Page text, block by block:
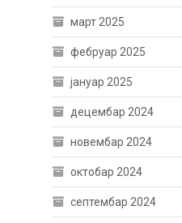
март 2025
фебруар 2025
јануар 2025
децембар 2024
новембар 2024
октобар 2024
септембар 2024